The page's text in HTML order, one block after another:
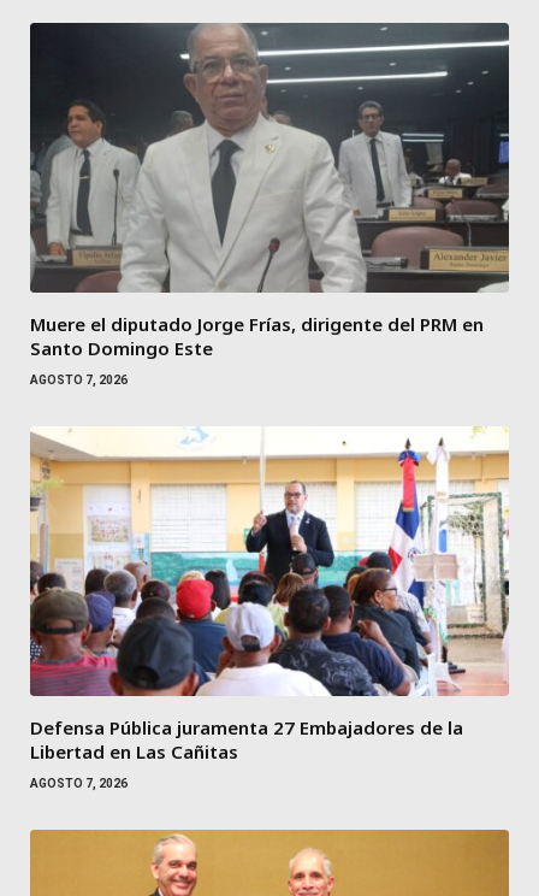
Muere el diputado Jorge Frías, dirigente del PRM en
Santo Domingo Este
AGOSTO 7, 2026
Defensa Pública juramenta 27 Embajadores de la
Libertad en Las Cañitas
AGOSTO 7, 2026